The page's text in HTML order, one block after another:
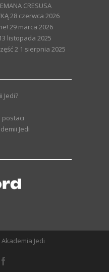
CRESUSA
28 czerwca 2026
29 marca 2026
13 listopada 2025
2 1 sierpnia 2025
Jedi?
Jedi
Jedi